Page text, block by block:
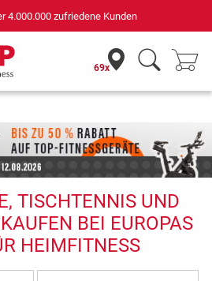
(n-tv+DISQ 2016-2024)
69x
TISCHTENNIS UND
BEI EUROPAS
HEIMFITNESS